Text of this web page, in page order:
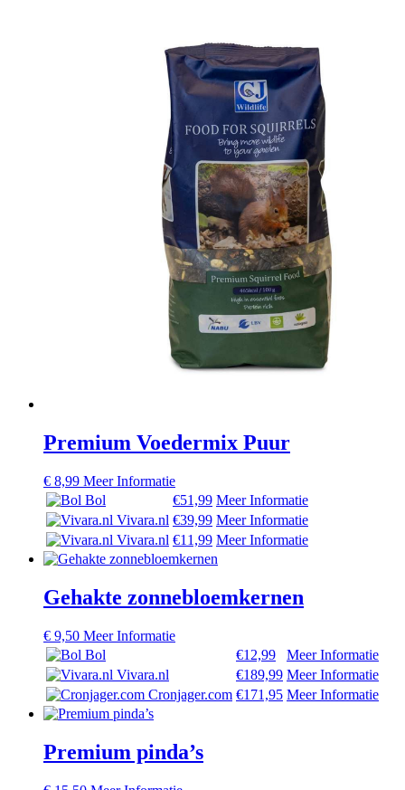
Premium Voedermix Puur
€ 8,99 Meer Informatie
Bol
€51,99 Meer Informatie
Vivara.nl €39,99 Meer Informatie
Vivara.nl €11,99 Meer Informatie
Gehakte zonnebloemkernen
€ 9,50 Meer Informatie
Bol
€12,99
Meer Informatie
Vivara.nl
€189,99 Meer Informatie
Cronjager.com €171,95 Meer Informatie
Premium pinda’s